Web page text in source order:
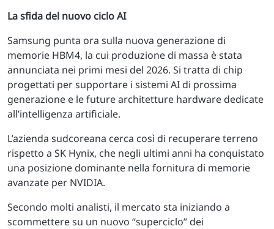
La sfida del nuovo ciclo AI
Samsung punta ora sulla nuova generazione di
memorie HBM4, la cui produzione di massa è stata
annunciata nei primi mesi del 2026. Si tratta di chip
progettati per supportare i sistemi AI di prossima
generazione e le future architetture hardware dedicate
all’intelligenza artificiale.
L’azienda sudcoreana cerca così di recuperare terreno
rispetto a SK Hynix, che negli ultimi anni ha conquistato
una posizione dominante nella fornitura di memorie
avanzate per NVIDIA.
Secondo molti analisti, il mercato sta iniziando a
scommettere su un nuovo “superciclo” dei